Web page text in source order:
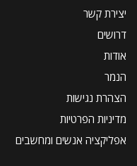
יצירת קשר
דרושים
אודות
הנמר
הצהרת נגישות
מדיניות הפרטיות
אפליקציה אנשים ומחשבים